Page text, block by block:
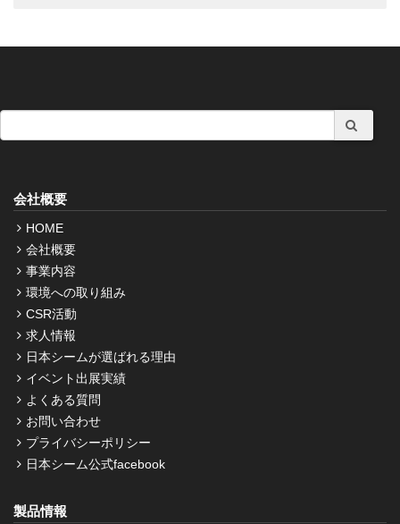
会社概要
HOME
会社概要
事業内容
環境への取り組み
CSR活動
求人情報
日本シームが選ばれる理由
イベント出展実績
よくある質問
お問い合わせ
プライバシーポリシー
日本シーム公式facebook
製品情報